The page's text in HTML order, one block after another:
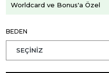
Worldcard ve Bonus'a Özel
BEDEN